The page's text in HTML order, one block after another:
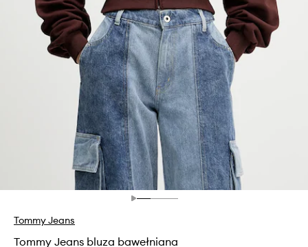
Tommy Jeans
Tommy Jeans bluza bawełniana